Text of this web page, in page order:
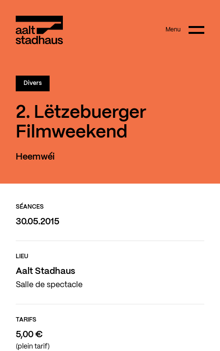
Main content Menu
Divers
2. Lëtzebuerger
Filmweekend
Heemwéi
SÉANCES
30.05.2015
LIEU
Aalt Stadhaus
Salle de spectacle
TARIFS
5,00 €
(plein tarif)